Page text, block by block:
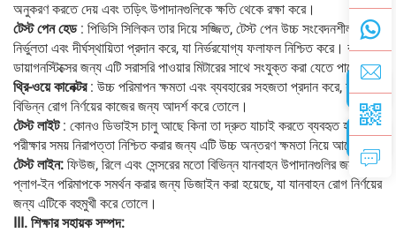
অনুকরণ করতে দেয় এবং তড়িৎ উপাদানগুলিকে ক্ষতি থেকে রক্ষা করে।
টেস্ট পেন হেড : পিভিসি সিলিকন তার দিয়ে সজ্জিত, টেস্ট পেন উচ্চ সংবেদনশীলতা,
নির্ভুলতা এবং দীর্ঘস্থায়িতা প্রদান করে, যা নির্ভরযোগ্য ফলাফল নিশ্চিত করে। কার্যকর
ডায়াগনস্টিক্সের জন্য এটি সরাসরি পাওয়ার মিটারের সাথে সংযুক্ত করা যেতে পারে।
থ্রি-ওয়ে কানেক্টর : উচ্চ পরিমাপন ক্ষমতা এবং ব্যবহারের সহজতা প্রদান করে, যা
বিভিন্ন রোগ নির্ণয়ের কাজের জন্য আদর্শ করে তোলে।
টেস্ট লাইট : কোনও ডিভাইস চালু আছে কিনা তা দ্রুত যাচাই করতে ব্যবহৃত হয়।
পরীক্ষার সময় নিরাপত্তা নিশ্চিত করার জন্য এটি উচ্চ অন্তরণ ক্ষমতা নিয়ে আসে।
টেস্ট লাইন: ফিউজ, রিলে এবং সেন্সরের মতো বিভিন্ন যানবাহন উপাদানগুলির জন্য
প্লাগ-ইন পরিমাপকে সমর্থন করার জন্য ডিজাইন করা হয়েছে, যা যানবাহন রোগ নির্ণয়ের
জন্য এটিকে বহুমুখী করে তোলে।
III. শিক্ষার সহায়ক সম্পদ: